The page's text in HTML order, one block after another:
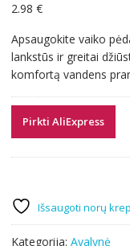
2.98 €
Apsaugokite vaiko
lankstūs ir greitai
komfortą vandens
Pirkti AliExpress
Išsaugoti norų
Kategorija: Avalynė